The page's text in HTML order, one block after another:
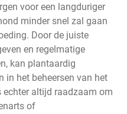
voor een langduriger
minder snel zal gaan
Door de juiste
en regelmatige
kan plantaardig
in het beheersen van het
echter altijd raadzaam om
of